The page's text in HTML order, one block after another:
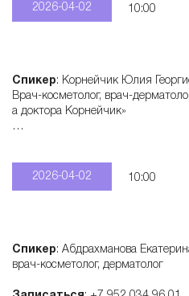
2026-04-02 10:00
Спикер: Корнейчик Юлия
Врач-косметолог, врач-
а доктора Корнейчик»
2026-04-02 10:00
Спикер: Абдрахманова
врач-косметолог, дерматолог